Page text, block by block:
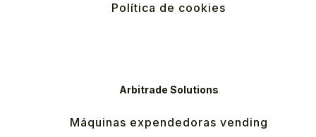
Política de cookies
Arbitrade Solutions
Máquinas expendedoras vending